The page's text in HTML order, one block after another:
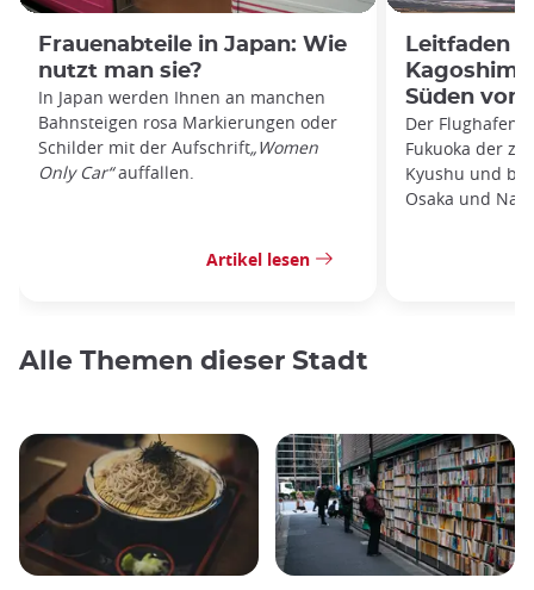
Frauenabteile in Japan: Wie
nutzt man sie?
In Japan werden Ihnen an manchen
Bahnsteigen rosa Markierungen oder
Schilder mit der Aufschrift„Women
Only Car“auffallen.
Artikel lesen
Leitfaden
Süden von
Der Flughafen
Fukuoka der
Kyushu und
Osaka und
Alle Themen dieser Stadt